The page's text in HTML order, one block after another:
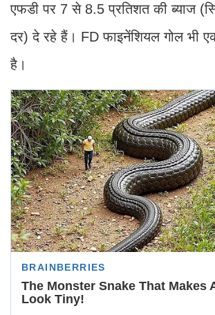
एफडी पर 7 से 8.5 प्रतिशत की ब्याज
दर) दे रहे हैं। FD फाइनेंशियल गोल भी
है।